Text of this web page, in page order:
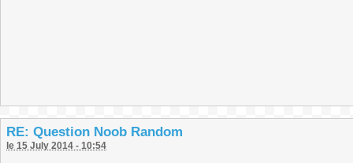
RE: Question Noob Random
le 15 July 2014 - 10:54